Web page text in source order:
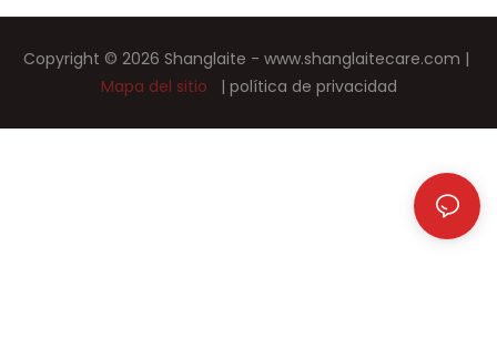
Copyright © 2026 Shanglaite - www.shanglaitecare.com |
Mapa del sitio
| política de privacidad